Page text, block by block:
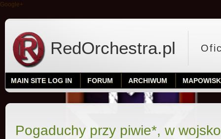
Google+
RedOrchestra.pl
MAIN SITE LOG IN FORUM ARCHIWUM
Pogaduchy przy piwie*, w